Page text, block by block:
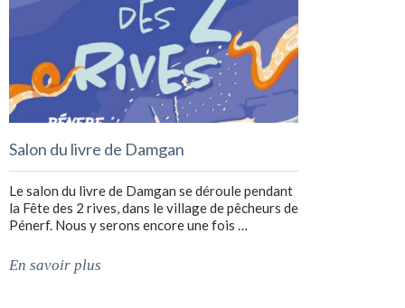
Salon du livre de Damgan
Le salon du livre de Damgan se déroule pendant
la Fête des 2 rives, dans le village de pêcheurs de
Pénerf. Nous y serons encore une fois …
En savoir plus